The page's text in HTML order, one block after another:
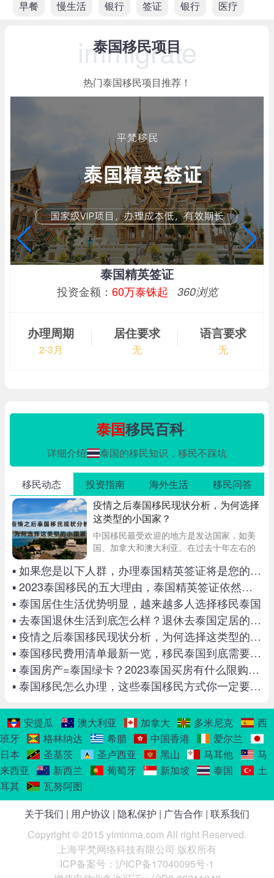
早餐
慢生活 银行 签证 银行 医疗
泰国移民项目
immigrate
热门泰国移民项目推荐！
泰国精英签证
投资金额： 60万泰铢起 360浏览
办理周期
2-3月
居住要求
无
语言要求
无
泰国移民百科
详细介绍 泰国的移民知识，移民不踩坑
移民动态 投资指南 海外生活
移民问答
疫情之后泰国移民现状分析，为何选择
这类型的小国家？
中国移民最受欢迎的地方是发达国家，如美
国、加拿大和澳大利亚。在过去十年左右的
埔寨、泰国等东南亚国家。那么疫情过后的
泰国，现在的移民市场状况如何呢？
▪ 如果您是以下人群，办理泰国精英签证将是您的不二之选！
▪ 2023泰国移民的五大理由，泰国精英签证依然火爆
▪ 泰国居住生活优势明显，越来越多人选择移民泰国
▪ 去泰国退休生活到底怎么样？退休去泰国定居的10个理由！
▪ 疫情之后泰国移民现状分析，为何选择这类型的小国家？
▪ 泰国移民费用清单最新一览，移民泰国到底需要多少人民币
▪ 泰国房产=泰国绿卡？2023泰国买房有什么限购政策？
▪ 泰国移民怎么办理，这些泰国移民方式你一定要了解
安提瓜 澳大利亚 加拿大 多米尼克
西
班牙
格林纳达 希腊 中国香港
爱尔兰
日本
圣基茨 圣卢西亚 黑山 马耳他
马
来西亚
新西兰 葡萄牙 新加坡 泰国
土
耳其
瓦努阿图
关于我们 | 用户协议 | 隐私保护 | 广告合作 | 联系我们
Copyright © 2015 yiminma.com All right Reserved.
上海平梵网络科技有限公司 版权所有
ICP备案号：沪ICP备17040095号-1